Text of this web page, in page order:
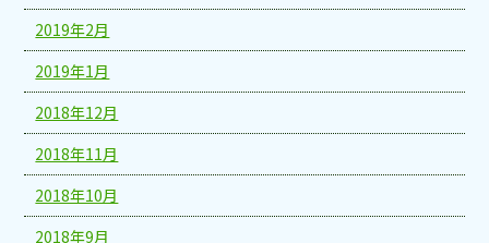
2019年2月
2019年1月
2018年12月
2018年11月
2018年10月
2018年9月